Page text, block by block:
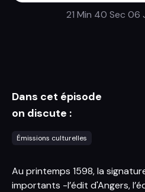
21 Min 40 Sec 06
Dans cet épisode
on discute :
Émissions culturelles
Au printemps 1598, la
importants -l’édit d'Angers,